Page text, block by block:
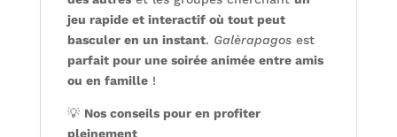
jeu rapide et interactif où tout peut
basculer en un instant. Galèrapagosest
parfait pour une soirée animée entre amis
ou en famille!
💡 Nos conseils pour en profiter
pleinement